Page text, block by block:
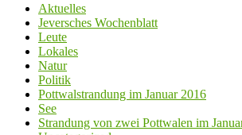
Aktuelles
Jeversches Wochenblatt
Leute
Lokales
Natur
Politik
Pottwalstrandung im Januar 2016
See
Strandung von zwei Pottwalen im